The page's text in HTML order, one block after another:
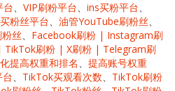
台、 VIP刷粉平台、 ins买粉平台、
粉丝平台、 油管YouTube刷粉丝、
丝、 Facebook刷粉 | Instagram刷
刷粉 | X刷粉 | Telegram刷
提高权重和排名、 提高账号权重
台、 TikTok买观看次数、 TikTok刷粉